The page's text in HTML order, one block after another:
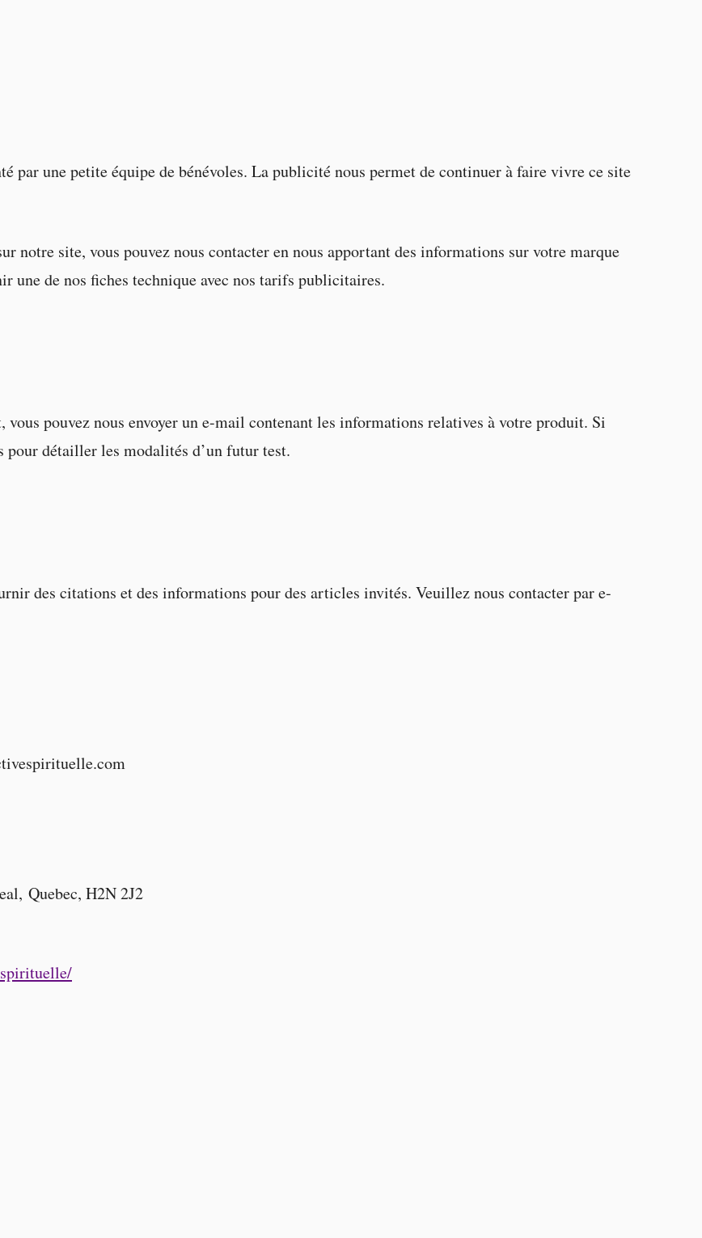
par une petite équipe de bénévoles. La publicité nous permet de continuer à faire vivre ce site
notre site, vous pouvez nous contacter en nous apportant des informations sur votre marque
une de nos fiches technique avec nos tarifs publicitaires.
pouvez nous envoyer un e-mail contenant les informations relatives à votre produit. Si
pour détailler les modalités d’un futur test.
des citations et des informations pour des articles invités. Veuillez nous contacter par e-
Quebec, H2N 2J2